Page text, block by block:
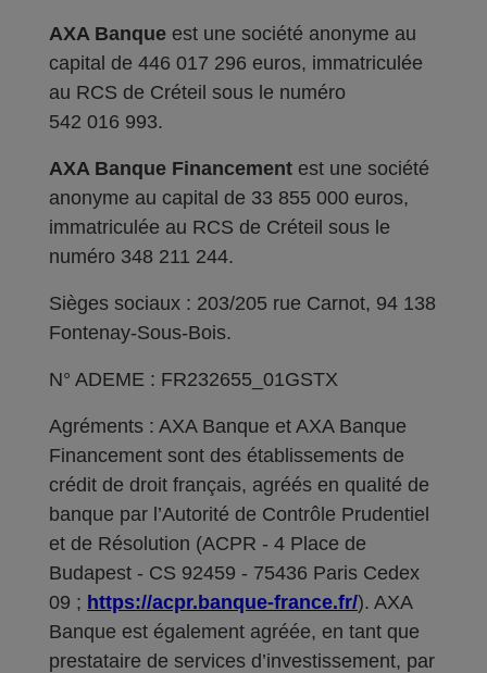
AXA Banque est une société anonyme au
capital de 446 017 296 euros, immatriculée
au RCS de Créteil sous le numéro
542 016 993.
AXA Banque Financement est une société
anonyme au capital de 33 855 000 euros,
immatriculée au RCS de Créteil sous le
numéro 348 211 244.
Sièges sociaux : 203/205 rue Carnot, 94 138
Fontenay-Sous-Bois.
N° ADEME : FR232655_01GSTX
Agréments : AXA Banque et AXA Banque
Financement sont des établissements de
crédit de droit français, agréés en qualité de
banque par l’Autorité de Contrôle Prudentiel
et de Résolution (ACPR - 4 Place de
Budapest - CS 92459 - 75436 Paris Cedex
09 ; https://acpr.banque-france.fr/). AXA
Banque est également agréée, en tant que
prestataire de services d’investissement, par